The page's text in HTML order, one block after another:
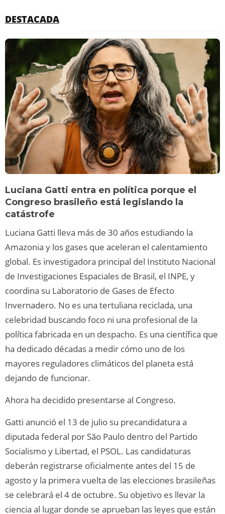
DESTACADA
Luciana Gatti entra en política porque el
Congreso brasileño está legislando la
catástrofe
Luciana Gatti lleva más de 30 años estudiando la
Amazonia y los gases que aceleran el calentamiento
global. Es investigadora principal del Instituto Nacional
de Investigaciones Espaciales de Brasil, el INPE, y
coordina su Laboratorio de Gases de Efecto
Invernadero. No es una tertuliana reciclada, una
celebridad buscando foco ni una profesional de la
política fabricada en un despacho. Es una científica que
ha dedicado décadas a medir cómo uno de los
mayores reguladores climáticos del planeta está
dejando de funcionar.
Ahora ha decidido presentarse al Congreso.
Gatti anunció el 13 de julio su precandidatura a
diputada federal por São Paulo dentro del Partido
Socialismo y Libertad, el PSOL. Las candidaturas
deberán registrarse oficialmente antes del 15 de
agosto y la primera vuelta de las elecciones brasileñas
se celebrará el 4 de octubre. Su objetivo es llevar la
ciencia al lugar donde se aprueban las leyes que están